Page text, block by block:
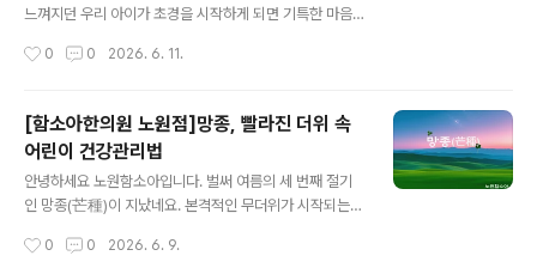
해하고, 식욕 저하, 목과 어깨의 근육 뭉침 등 전반적인 컨
학습량을 늘리기보다는, 규칙적인 생활과 충분한 휴식을
느껴지던 우리 아이가 초경을 시작하게 되면 기특한 마음
작한 아이에게 부모님이 어떻게 함께해주면 좋을지 안내드
변화인 만큼 아이도 당황하거나 놀랄 수 있습니다. 이럴 때
는 "부끄러운 일"이 아니라 누구나 겪는 자연스러운 성장
과정임을 편안하게 알려주는 것이 중요합니다. 또한 아이
가 한 단계 성장했다는 점을 따뜻하게 공감해주고 축하해
주세요.초경 이후에는 분비물이 증가할 수 있어 속옷을 자
몸과 마음의 변화, 이렇게 알려주세요생리를 시작하면 평
0 0 2026. 6. 11.
[함소아한의원 노원점]망종, 빨라진 더위 속
어린이 건강관리법
안녕하세요 노원함소아입니다. 벌써 여름의 세 번째 절기
인 망종(芒種)이 지났네요. 본격적인 무더위가 시작되는
전해질 만큼 농사일이 바빠지는 때이기도 합니다. 이 시기
0 0 2026. 6. 9.